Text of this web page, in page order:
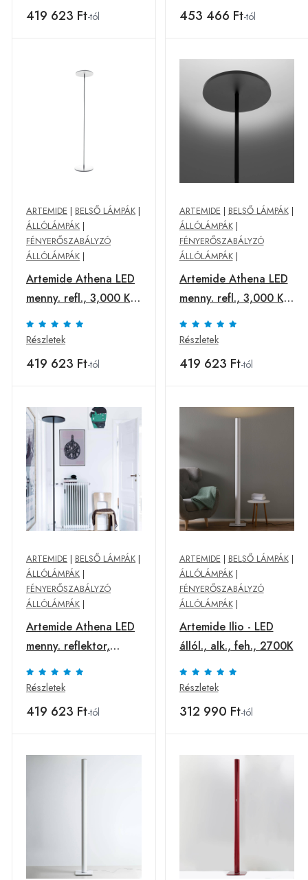
419 623 Ft-tól 453 466 Ft-tól
ARTEMIDE | BELSŐ LÁMPÁK |
ÁLLÓLÁMPÁK |
FÉNYERŐSZABÁLYZÓ
ÁLLÓLÁMPÁK |
Artemide Athena LED
menny. refl., 3,000 K,
feh.
Részletek
419 623 Ft-tól
ARTEMIDE | BELSŐ LÁMPÁK|
ÁLLÓLÁMPÁK|
FÉNYERŐSZABÁLYZÓ
ÁLLÓLÁMPÁK|
Artemide Athena LED
menny. refl., 3,000 K,
fek.
Részletek
419 623 Ft-tól
ARTEMIDE | BELSŐ LÁMPÁK |
ÁLLÓLÁMPÁK |
FÉNYERŐSZABÁLYZÓ
ÁLLÓLÁMPÁK |
Artemide Athena LED
menny. reflektor,
2,700K, fek.
Részletek
419 623 Ft-tól
ARTEMIDE | BELSŐ LÁMPÁK|
ÁLLÓLÁMPÁK|
FÉNYERŐSZABÁLYZÓ
ÁLLÓLÁMPÁK|
Artemide Ilio - LED
állól., alk., feh., 2700K
Részletek
312 990 Ft-tól